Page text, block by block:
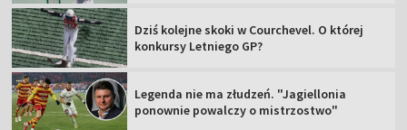
Dziś kolejne skoki w Courchevel. O której
konkursy Letniego GP?
Legenda nie ma złudzeń. "Jagiellonia
ponownie powalczy o mistrzostwo"